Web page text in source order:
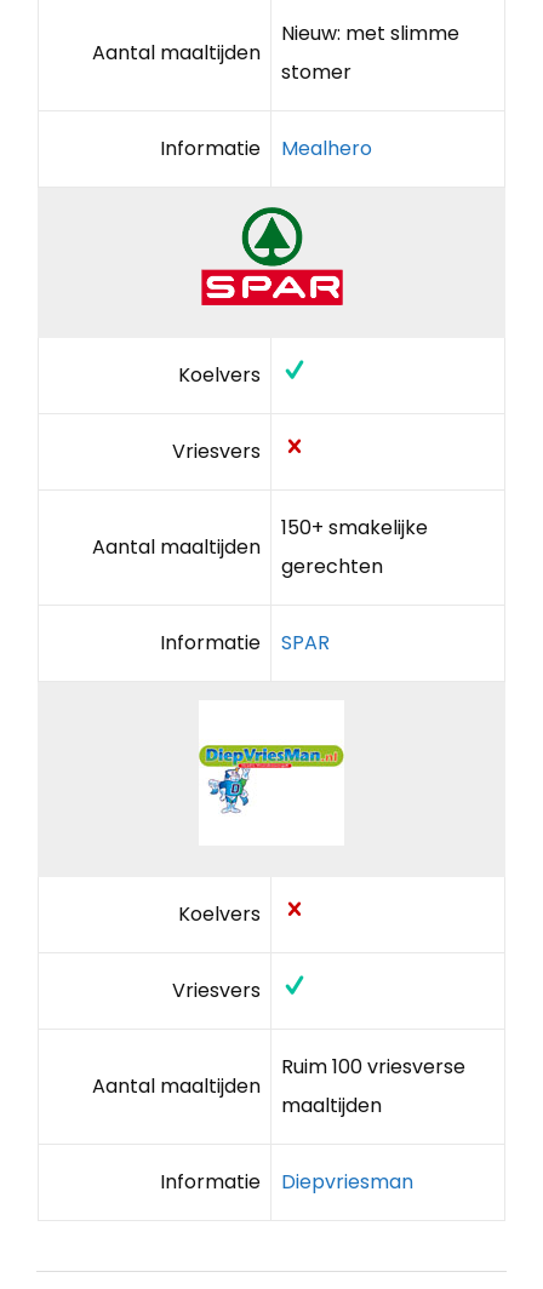
Aantal maaltijden
Nieuw: met slimme
stomer
Informatie Mealhero
Koelvers
Vriesvers
Aantal maaltijden
150+ smakelijke
gerechten
Informatie SPAR
Koelvers
Vriesvers
Aantal maaltijden
Ruim 100 vriesverse
maaltijden
Informatie Diepvriesman